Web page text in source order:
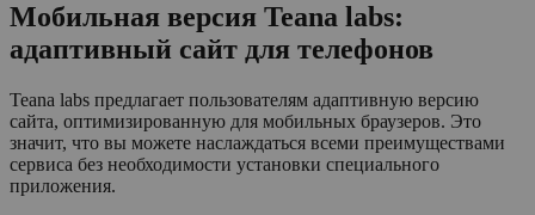
Мобильная версия Teana labs:
адаптивный сайт для телефонов
Teana labs предлагает пользователям адаптивную версию
сайта, оптимизированную для мобильных браузеров. Это
значит, что вы можете наслаждаться всеми преимуществами
сервиса без необходимости установки специального
приложения.